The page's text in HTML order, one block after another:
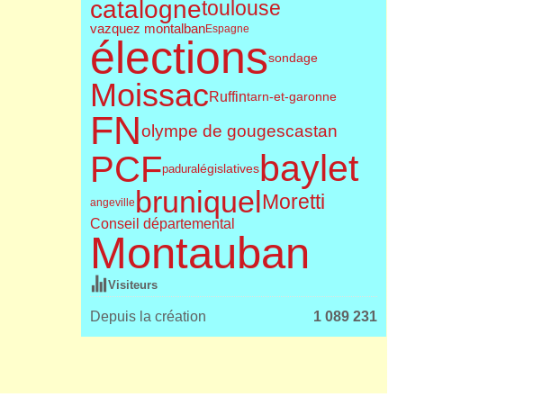
catalognetoulouse
vazquez montalbanEspagne
électionssondage
MoissacRuffintarn-et-garonne
FNolympe de gougescastan
PCFpaduralégislativesbaylet
angeville bruniquelMoretti
Conseil départemental
Montauban
Visiteurs
Depuis la création 1 089 231